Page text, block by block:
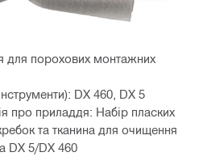
для порохових монтажних
DX 460, DX 5
про приладдя: Набір пласких
та тканина для очищення
DX 5/DX 460